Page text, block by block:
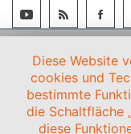
Diese Website
cookies und
bestimmte
die Schaltfläche
diese